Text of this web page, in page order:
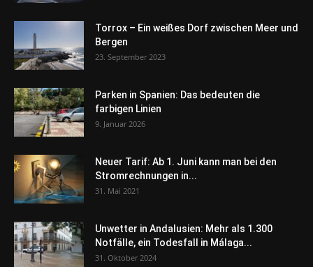
Torrox – Ein weißes Dorf zwischen Meer und
Bergen
23. September 2023
Parken in Spanien: Das bedeuten die
farbigen Linien
9. Januar 2026
Neuer Tarif: Ab 1. Juni kann man bei den
Stromrechnungen in...
31. Mai 2021
Unwetter in Andalusien: Mehr als 1.300
Notfälle, ein Todesfall in Málaga...
31. Oktober 2024